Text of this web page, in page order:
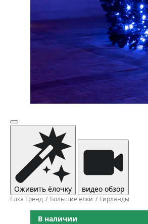
Оживить ёлочку видео обзор
Ёлка Тренд Большие ёлки Гирлянды
В наличии